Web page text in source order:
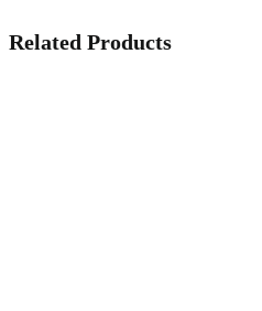
Related Products